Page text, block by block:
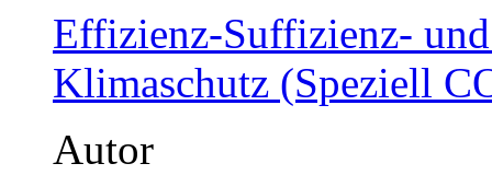
Effizienz-Suffizienz-
Klimaschutz (Speziell
Autor